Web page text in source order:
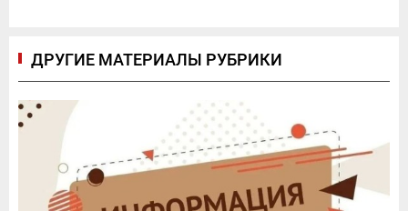
ДРУГИЕ МАТЕРИАЛЫ РУБРИКИ